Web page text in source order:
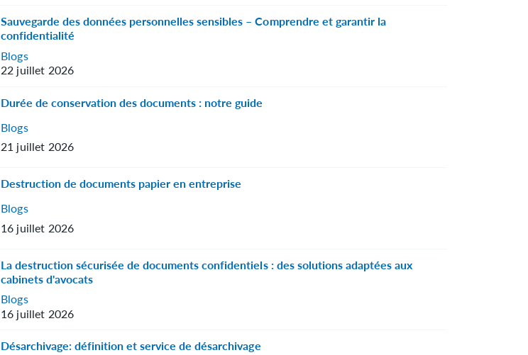
Blogs
Sauvegarde des données personnelles sensibles – Comprendre et garantir la
confidentialité
22 juillet 2026
Blogs
Durée de conservation des documents : notre guide
21 juillet 2026
Blogs
Destruction de documents papier en entreprise
16 juillet 2026
Blogs
La destruction sécurisée de documents confidentiels : des solutions adaptées aux
cabinets d'avocats
16 juillet 2026
Désarchivage: définition et service de désarchivage